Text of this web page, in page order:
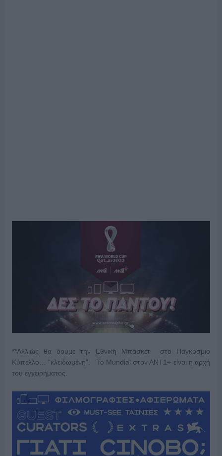
**Αλλιώς θα δούμε την Εθνική Μπάσκετ στο Παγκόσμιο
Κύπελλο… “κλειδωμένη”. Το Mundial στον ΑΝΤ1+ είναι η αρχή
του εγχειρήματος.